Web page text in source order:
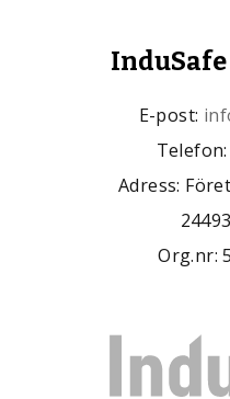
E-post:
Adress:
Org.nr: